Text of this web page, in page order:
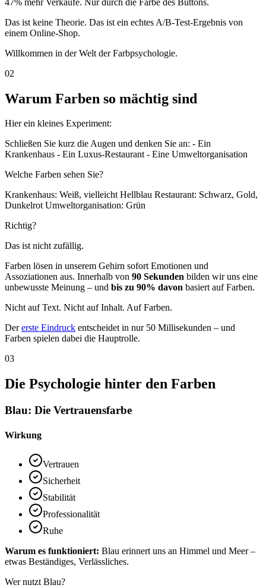
Das ist keine Theorie. Das ist ein echtes A/B-Test-Ergebnis von
einem Online-Shop.
Willkommen in der Welt der Farbpsychologie.
02
Warum Farben so mächtig sind
Hier ein kleines Experiment:
Schließen Sie kurz die Augen und denken Sie an: - Ein
Krankenhaus - Ein Luxus-Restaurant - Eine Umweltorganisation
Welche Farben sehen Sie?
Krankenhaus: Weiß, vielleicht Hellblau Restaurant: Schwarz, Gold,
Dunkelrot Umweltorganisation: Grün
Richtig?
Das ist nicht zufällig.
Farben lösen in unserem Gehirn sofort Emotionen und
Assoziationen aus. Innerhalb von 90 Sekunden bilden wir uns eine
unbewusste Meinung – und bis zu 90% davon basiert auf Farben.
Nicht auf Text. Nicht auf Inhalt. Auf Farben.
Dererste Eindruck entscheidet in nur 50 Millisekunden – und
Farben spielen dabei die Hauptrolle.
03
Die Psychologie hinter den Farben
Blau: Die Vertrauensfarbe
Wirkung
Vertrauen
Sicherheit
Stabilität
Professionalität
Ruhe
Warum es funktioniert: Blau erinnert uns an Himmel und Meer –
etwas Beständiges, Verlässliches.
Wer nutzt Blau?